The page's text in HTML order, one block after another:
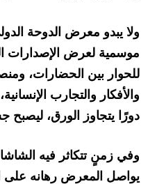
ولا يبدو معرض الدوحة
موسمية لعرض الإصدارات
للحوار بين الحضارات،
والأفكار والتجارب
دورًا يتجاوز الورق، ليصبح
وفي زمنٍ تتكاثر فيه
يواصل المعرض رهانه على